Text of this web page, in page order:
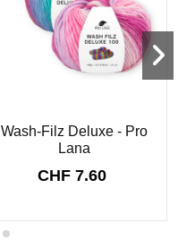
Wash-Filz Deluxe - Pro
Lana
CHF 7.60